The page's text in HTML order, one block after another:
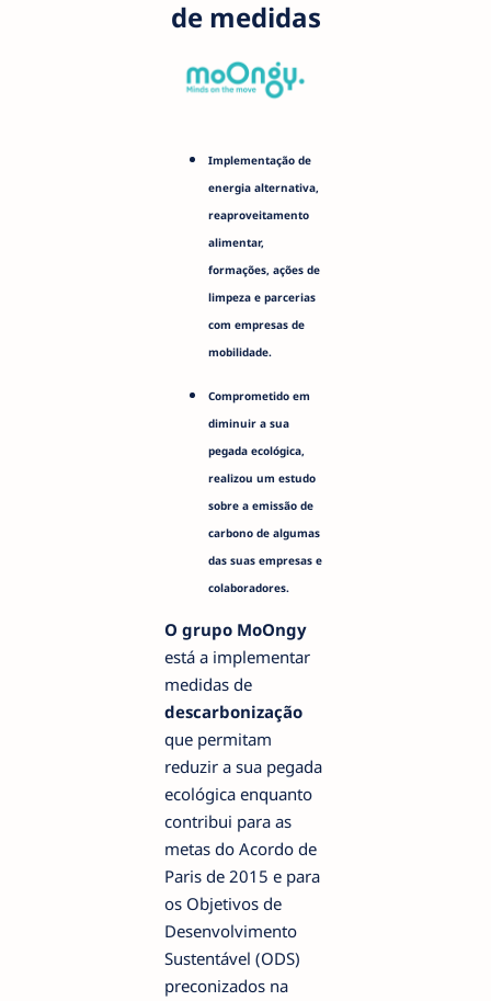
de medidas
Implementação de
energia alternativa,
reaproveitamento
alimentar,
formações, ações de
limpeza e parcerias
com empresas de
mobilidade.
Comprometido em
diminuir a sua
pegada ecológica,
realizou um estudo
sobre a emissão de
carbono de algumas
das suas empresas e
colaboradores.
O grupo MoOngy
está a implementar
medidas de
descarbonização
que permitam
reduzir a sua pegada
ecológica enquanto
contribui para as
metas do Acordo de
Paris de 2015 e para
os Objetivos de
Desenvolvimento
Sustentável (ODS)
preconizados na